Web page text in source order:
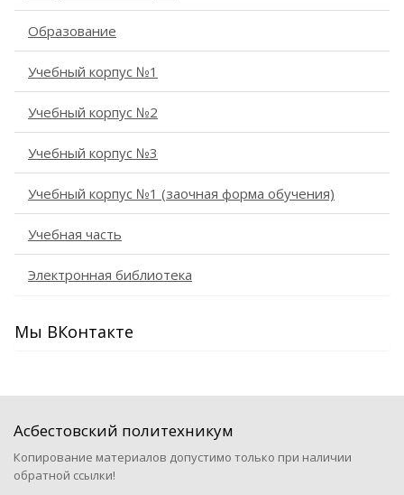
Образование
Учебный корпус №1
Учебный корпус №2
Учебный корпус №3
Учебный корпус №1 (заочная форма обучения)
Учебная часть
Электронная библиотека
Мы ВКонтакте
Асбестовский политехникум
Копирование материалов допустимо только при наличии
обратной ссылки!